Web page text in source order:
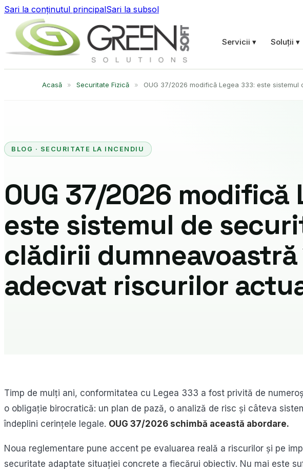
Sari la conținutul principalSari la subsol
Servicii ▾ Soluții ▾
Acasă » Securitate Fizică » OUG 37/2026 modifică Legea 333: este
BLOG · SECURITATE LA INCENDIU
OUG 37/2026 modifică
este sistemul de
clădirii
adecvat riscurilor
Timp de mulți ani, conformitatea cu Legea 333 a fost privită de
o obligație birocratică: un plan de pază, o analiză de risc și câteva
îndeplini cerințele legale. OUG 37/2026 schimbă această abordare.
Noua reglementare pune accent pe evaluarea reală a riscurilor și pe
securitate adaptate situației concrete a fiecărui obiectiv. Nu mai este